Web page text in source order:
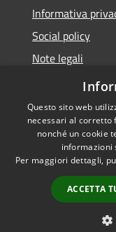
Informativa
Social policy
Note legali
Dichiarazione di
Accessibilità
Questo sito web
necessari al corretto
nonché un cookie
informazioni
Per maggiori dettagli,
ACCETTA